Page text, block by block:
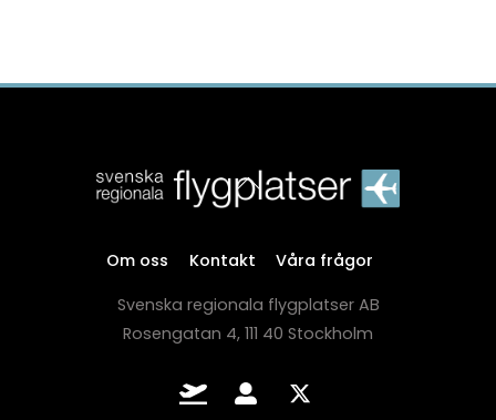
Back
To
Om oss
Kontakt Våra frågor
Svenska regionala flygplatser AB
Rosengatan 4, 111 40 Stockholm
Flygkanalen.se